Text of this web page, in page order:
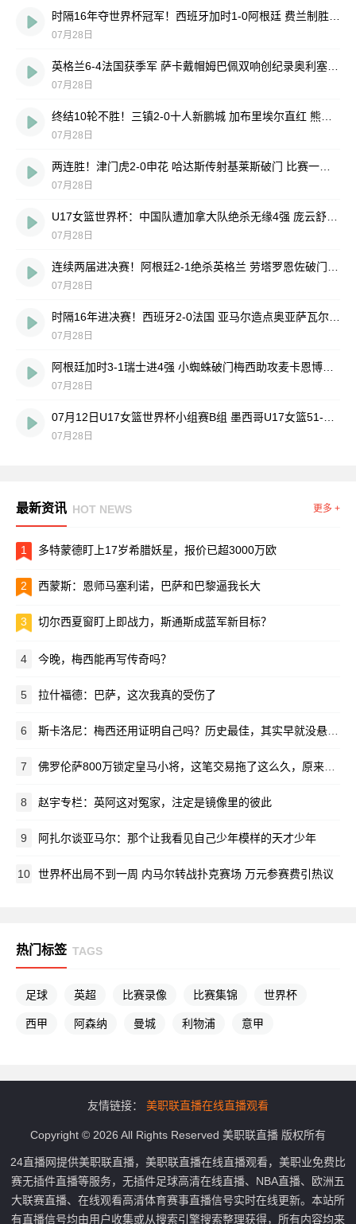
07月28日
07月28日
07月28日
07月28日
07月28日
07月28日
07月28日
07月28日
07月28日
最新资讯 HOT NEWS 更多 +
1 多特蒙德盯上17岁希腊妖星，报价已超3000万欧
2 西蒙斯：恩师马塞利诺，巴萨和巴黎逼我长大
3 切尔西夏窗盯上即战力，斯通斯成蓝军新目标？
4 今晚，梅西能再写传奇吗？
5 拉什福德：巴萨，这次我真的受伤了
6 斯卡洛尼：梅西还用证明自己吗？历史最佳，其实早就没悬念了
7 佛罗伦萨800万锁定皇马小将，这笔交易拖了这么久，原来是在等穆里尼奥点头
8 赵宇专栏：英阿这对冤家，注定是镜像里的彼此
9 阿扎尔谈亚马尔：那个让我看见自己少年模样的天才少年
10 世界杯出局不到一周 内马尔转战扑克赛场 万元参赛费引热议
热门标签 TAGS
足球 英超 比赛录像 比赛集锦 世界杯
西甲 阿森纳 曼城 利物浦 意甲
友情链接： 美职联直播在线直播观看
Copyright © 2026 All Rights Reserved 美职联直播 版权所有
24直播网提供美职联直播，美职联直播在线直播观看，美职业免费比
赛无插件直播等服务，无插件足球高清在线直播、NBA直播、欧洲五
大联赛直播、在线观看高清体育赛事直播信号实时在线更新。本站所
有直播信号均由用户收集或从搜索引擎搜索整理获得，所有内容均来